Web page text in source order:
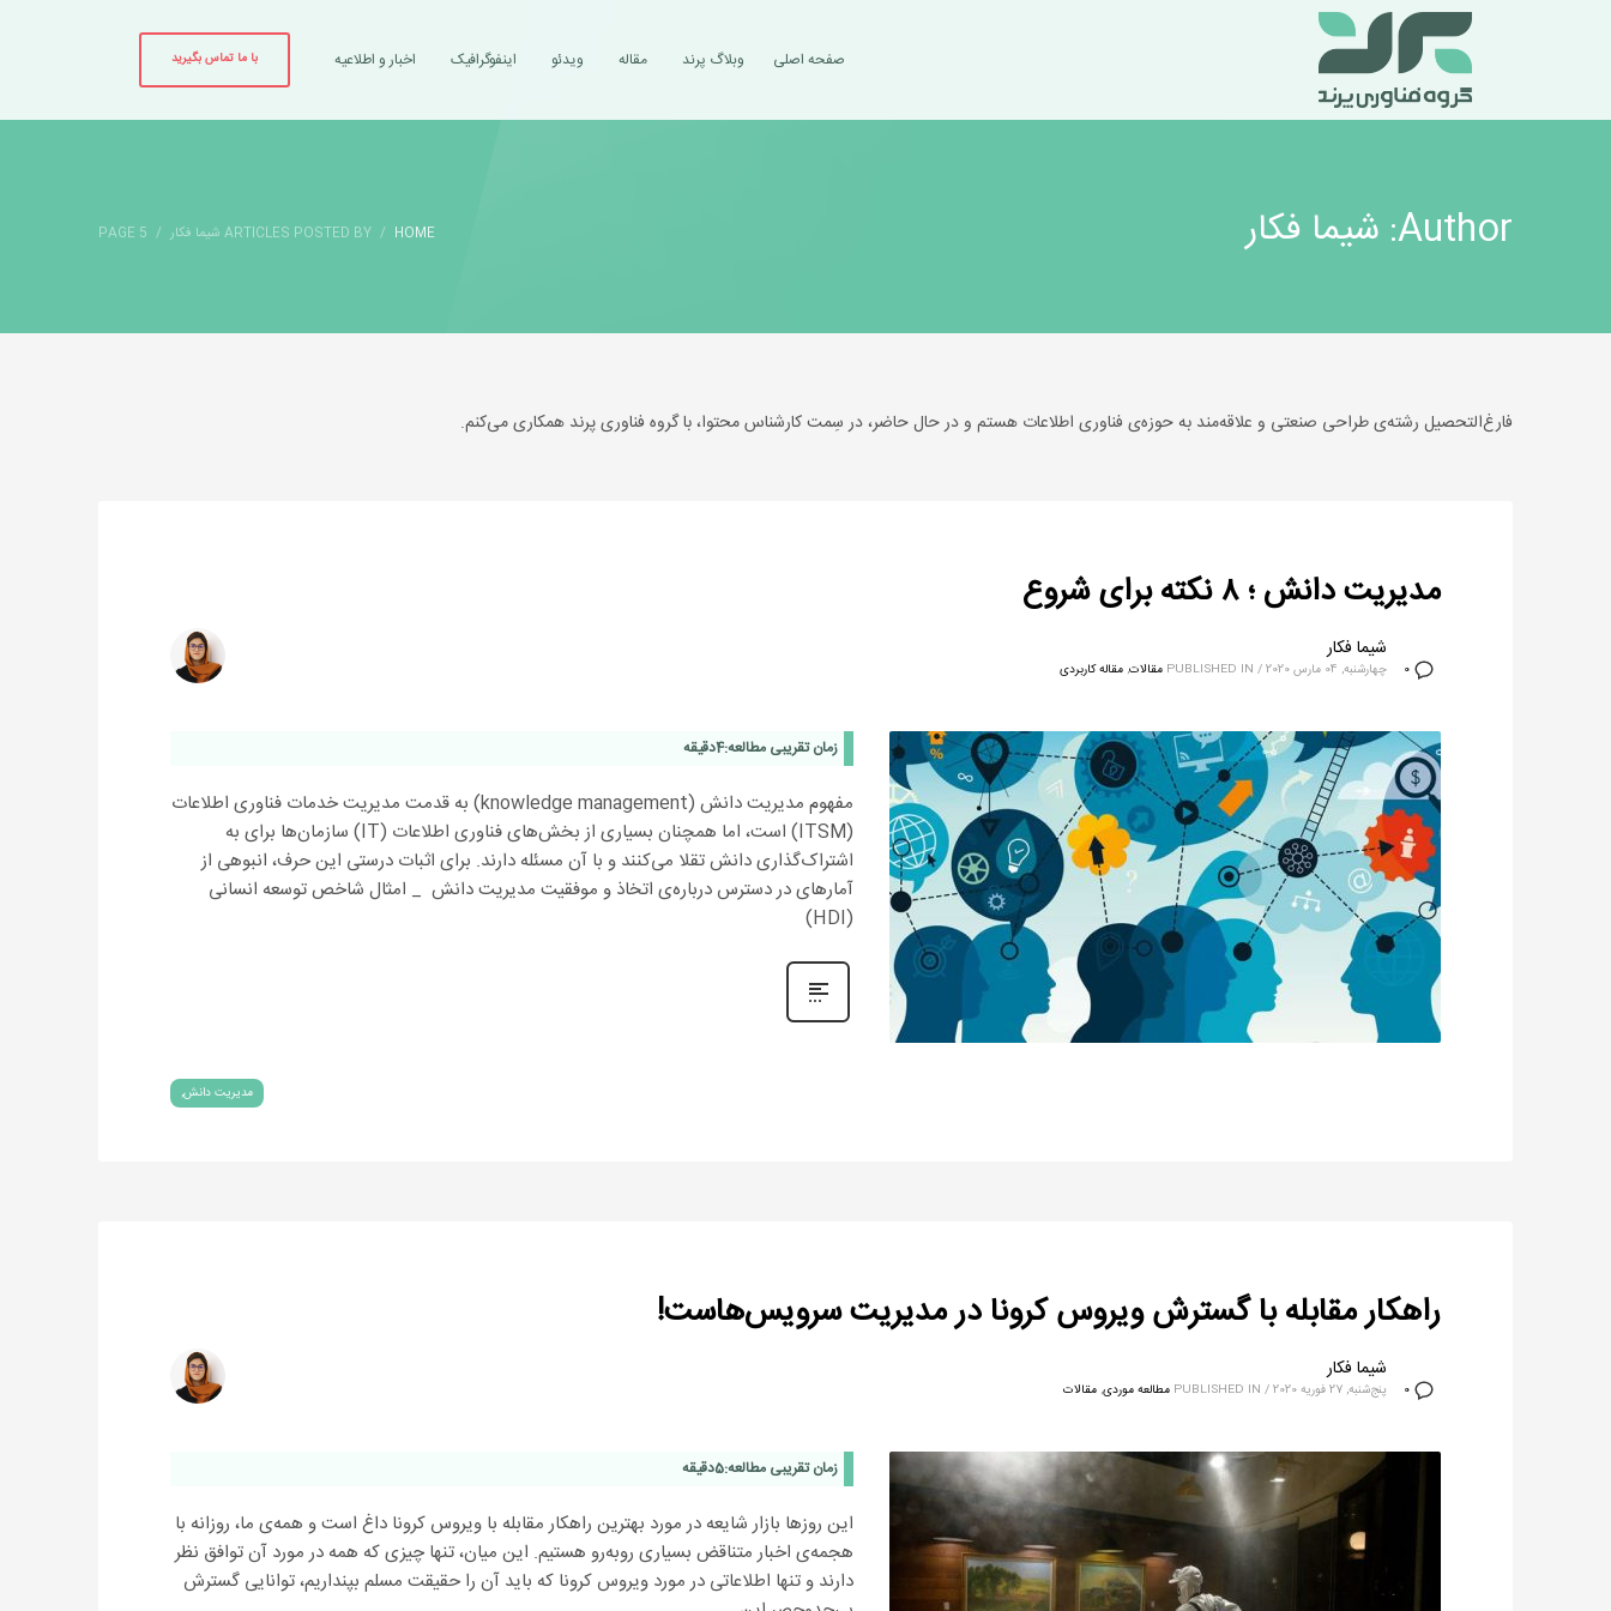
صفحه اصلی وبلاگ پرند مقاله ویدئو اینفوگرافیک اخبار و اطلاعیه با ما تماس بگیرید
HOME ARTICLES POSTED BY شیما فکار PAGE 5 Author: شیما فکار
فارغ‌التحصیل رشته‌‌ی طراحی صنعتی و علاقه‌مند به حوزه‌‌ی فناوری اطلاعات هستم و در حال حاضر، در سِمت کارشناس محتوا، با گروه فناوری پرند همکاری می‌کنم.
مدیریت دانش ؛ ۸ نکته برای شروع
0
شیما فکار
چهارشنبه, 04 مارس 2020 /
PUBLISHED IN مقالات,مقاله کاربردی
زمان تقریبی مطالعه:4دقیقه
مفهوم مدیریت دانش (knowledge management) به قدمت مدیریت خدمات فناوری اطلاعات
(ITSM) است، اما همچنان بسیاری از بخش‌های فناوری اطلاعات (IT) سازمان‌ها برای به
اشتراک‌گذاری دانش تقلا می‌کنند و با آن مسئله دارند. برای اثبات درستی این حرف، انبوهی از
آمارهای در دسترس درباره‌ی اتخاذ و موفقیت مدیریت دانش _ امثال شاخص توسعه‌ انسانی
(HDI)
مدیریت دانش
راهکار مقابله با گسترش ویروس کرونا در مدیریت سرویس‌هاست!
0
شیما فکار
پنج‌شنبه, 27 فوریه 2020 /
PUBLISHED IN مطالعه موردی,مقالات
زمان تقریبی مطالعه:5دقیقه
این روزها بازار شایعه در مورد بهترین راهکار مقابله با ویروس کرونا داغ است و همه‌ی ما، روزانه با
هجمه‌ی اخبار متناقض بسیاری روبه‌رو هستیم. این میان، تنها چیزی که همه در مورد آن توافق نظر
دارند و تنها اطلاعاتی در مورد ویروس کرونا که باید آن را حقیقت مسلم بپنداریم، توانایی گسترش